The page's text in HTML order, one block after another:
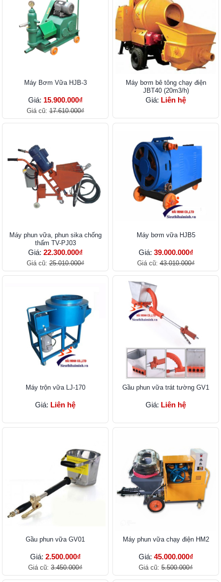
Máy Bơm Vữa HJB-3
Giá: 15.900.000₫
Giá cũ:17.610.000₫
Máy bơm bê tông chạy điện
JBT40 (20m3/h)
Giá: Liên hệ
Máy phun vữa, phun sika chống
thấm TV-PJ03
Giá: 22.300.000₫
Giá cũ:25.010.000₫
Máy bơm vữa HJB5
Giá: 39.000.000₫
Giá cũ:43.010.000₫
Máy trộn vữa LJ-170
Giá: Liên hệ
Gầu phun vữa trát tường GV1
Giá: Liên hệ
Gầu phun vữa GV01
Giá: 2.500.000₫
Giá cũ: 3.450.000₫
Máy phun vữa chạy điện HM2
Giá: 45.000.000₫
Giá cũ: 5.500.000₫